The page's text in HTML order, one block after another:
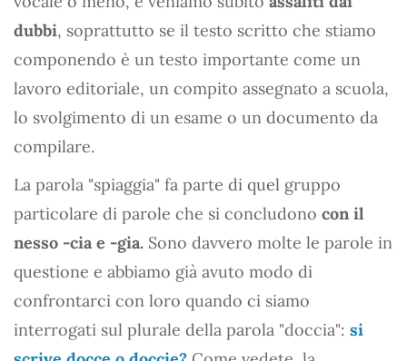
dubbi, soprattutto se il testo scritto che stiamo
componendo è un testo importante come un
lavoro editoriale, un compito assegnato a scuola,
lo svolgimento di un esame o un documento da
compilare.
La parola "spiaggia" fa parte di quel gruppo
particolare di parole che si concludono con il
nesso -cia e -gia. Sono davvero molte le parole in
questione e abbiamo già avuto modo di
confrontarci con loro quando ci siamo
interrogati sul plurale della parola "doccia": si